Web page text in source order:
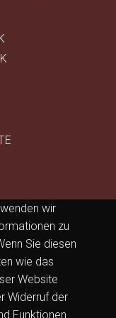
wir
zu
Sie diesen
wie das
Website
Widerruf der
Funktionen